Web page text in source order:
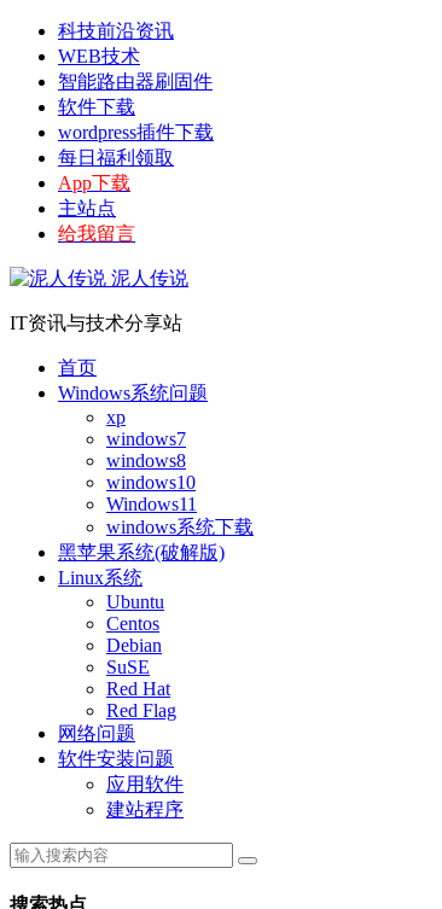
科技前沿资讯
WEB技术
智能路由器刷固件
软件下载
wordpress插件下载
每日福利领取
App下载
主站点
给我留言
泥人传说
IT资讯与技术分享站
首页
Windows系统问题
xp
windows7
windows8
windows10
Windows11
windows系统下载
黑苹果系统(破解版)
Linux系统
Ubuntu
Centos
Debian
SuSE
Red Hat
Red Flag
网络问题
软件安装问题
应用软件
建站程序